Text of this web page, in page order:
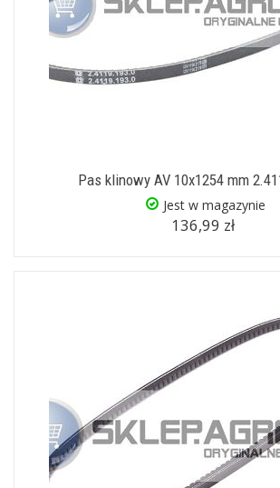
Pas klinowy AV 10x1254 mm
Jest w magazynie
136,99 zł